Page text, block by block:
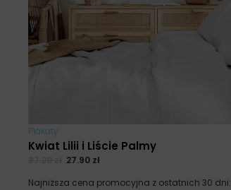
Plakaty
Kwiat Lilii i Liście Palmy
27.90 zł
Najniższa cena promocyjna z ostatnich 30 dni: